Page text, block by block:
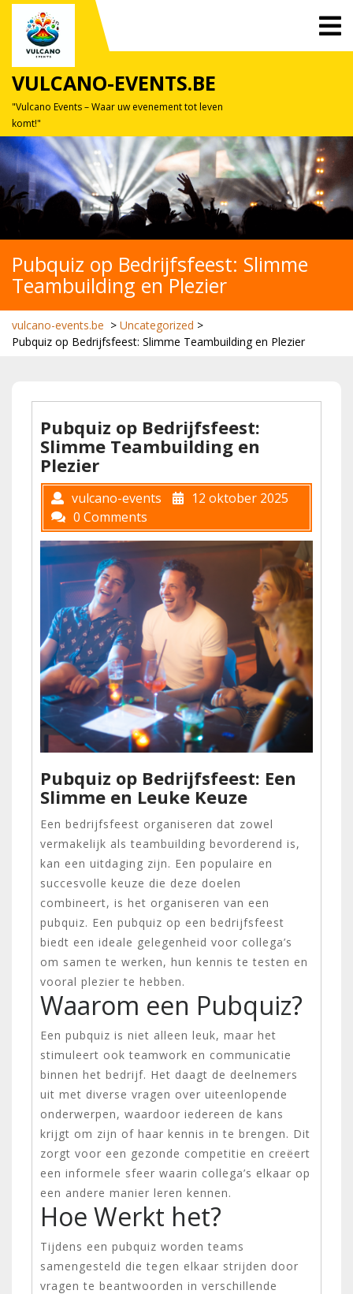
Skip
content
VULCANO-EVENTS.BE
"Vulcano Events – Waar uw evenement tot leven
komt!"
Pubquiz op Bedrijfsfeest: Slimme
Teambuilding en Plezier
vulcano-events.be > Uncategorized >
Pubquiz op Bedrijfsfeest: Slimme Teambuilding en Plezier
Pubquiz op Bedrijfsfeest:
Slimme Teambuilding en
Plezier
vulcano-events
12 oktober 2025
0 Comments
Pubquiz op Bedrijfsfeest: Een
Slimme en Leuke Keuze
Een bedrijfsfeest organiseren dat zowel
vermakelijk als teambuilding bevorderend is,
kan een uitdaging zijn. Een populaire en
succesvolle keuze die deze doelen
combineert, is het organiseren van een
pubquiz. Een pubquiz op een bedrijfsfeest
biedt een ideale gelegenheid voor collega’s
om samen te werken, hun kennis te testen en
vooral plezier te hebben.
Waarom een Pubquiz?
Een pubquiz is niet alleen leuk, maar het
stimuleert ook teamwork en communicatie
binnen het bedrijf. Het daagt de deelnemers
uit met diverse vragen over uiteenlopende
onderwerpen, waardoor iedereen de kans
krijgt om zijn of haar kennis in te brengen. Dit
zorgt voor een gezonde competitie en creëert
een informele sfeer waarin collega’s elkaar op
een andere manier leren kennen.
Hoe Werkt het?
Tijdens een pubquiz worden teams
samengesteld die tegen elkaar strijden door
vragen te beantwoorden in verschillende